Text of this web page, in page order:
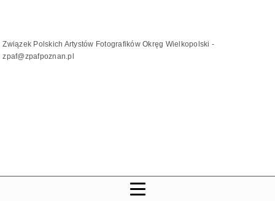
Związek Polskich Artystów Fotografików Okręg Wielkopolski -
zpaf@zpafpoznan.pl